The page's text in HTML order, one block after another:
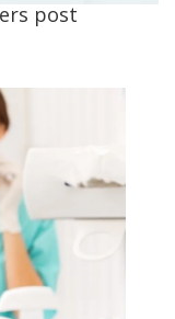
post